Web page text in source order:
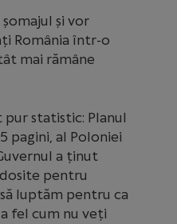
și vor
România într-o
mai rămâne
statistic: Planul
pagini, al Poloniei
a ținut
pentru
luptăm pentru ca
fel cum nu veți